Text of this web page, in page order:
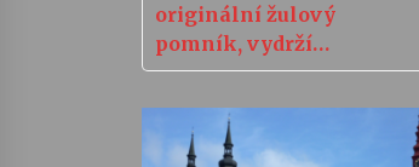
originální žulový
pomník, vydrží
desetitisíce let